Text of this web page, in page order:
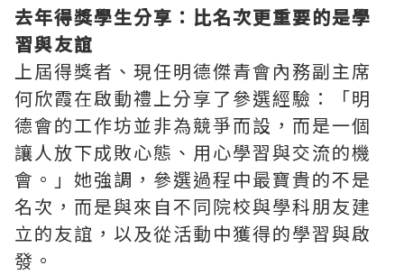
去年得獎學生分享：比名次更重要的是學
習與友誼
上屆得獎者、現任明德傑青會內務副主席
何欣霞在啟動禮上分享了參選經驗：「明
德會的工作坊並非為競爭而設，而是一個
讓人放下成敗心態、用心學習與交流的機
會。」她強調，參選過程中最寶貴的不是
名次，而是與來自不同院校與學科朋友建
立的友誼，以及從活動中獲得的學習與啟
發。